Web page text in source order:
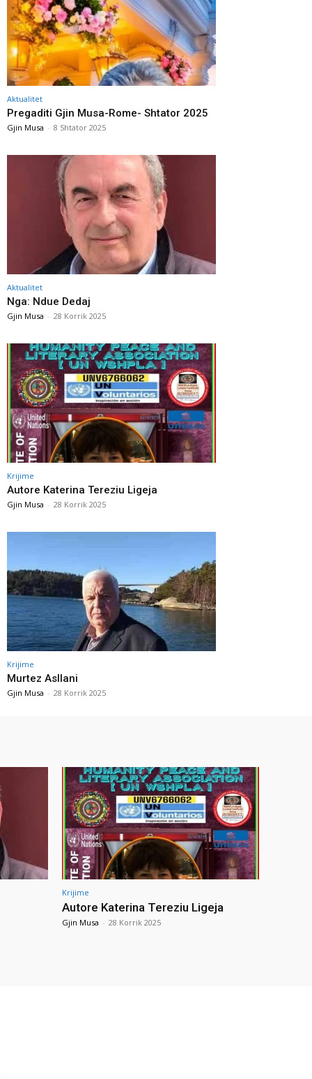
Aktualitet
Pregaditi Gjin Musa-Rome- Shtator 2025
Gjin Musa - 8 Shtator 2025
Aktualitet
Nga: Ndue Dedaj
Gjin Musa - 28 Korrik 2025
Krijime
Autore Katerina Tereziu Ligeja
Gjin Musa - 28 Korrik 2025
Krijime
Murtez Asllani
Gjin Musa - 28 Korrik 2025
Krijime
Autore Katerina Tereziu Ligeja
Gjin Musa - 28 Korrik 2025